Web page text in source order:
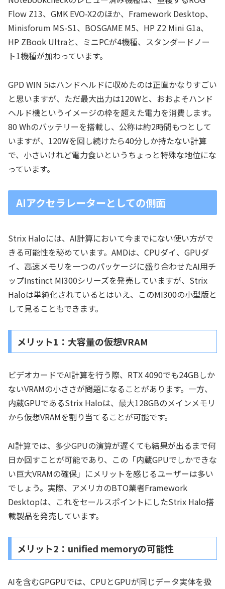
Flow Z13、GMK EVO-X2のほか、Framework Desktop、
Minisforum MS-S1、BOSGAME M5、HP Z2 Mini G1a、
HP ZBook Ultraと、ミニPCが4機種、スタンダードノー
ト1機種が加わっています。
GPD WIN 5はハンドヘルドに収めたのは正直かなりすごい
と思いますが、ただ最大出力は120Wと、おおよそハンド
ヘルド機というイメージの枠を超えた電力を消費します。
80 Whのバッテリーを搭載し、公称は約2時間もつとして
いますが、120Wを回し続けたら40分しか持たない計算
で、小さいけれど電力食いというちょっと特殊な地位にな
っています。
AIアクセラレーターとしての側面
Strix Haloには、AI計算において今までにない使い方がで
きる可能性を秘めています。AMDは、CPUダイ、GPUダ
イ、高速メモリを一つのパッケージに盛り合わせたAI用チ
ップInstinct MI300シリーズを発売していますが、Strix
Haloは単純化されているとはいえ、このMI300の小型版と
して見ることもできます。
メリット1：大容量の仮想VRAM
ビデオカードでAI計算を行う際、RTX 4090でも24GBしか
ないVRAMの小ささが問題になることがあります。一方、
内蔵GPUであるStrix Haloは、最大128GBのメインメモリ
から仮想VRAMを割り当てることが可能です。
AI計算では、多少GPUの演算が遅くても結果が出るまで何
日か回すことが可能であり、この「内蔵GPUでしかできな
い巨大VRAMの確保」にメリットを感じるユーザーは多い
でしょう。実際、アメリカのBTO業者Framework
Desktopは、これをセールスポイントにしたStrix Halo搭
載製品を発売しています。
メリット2：unified memoryの可能性
AIを含むGPGPUでは、CPUとGPUが同じデータ実体を扱